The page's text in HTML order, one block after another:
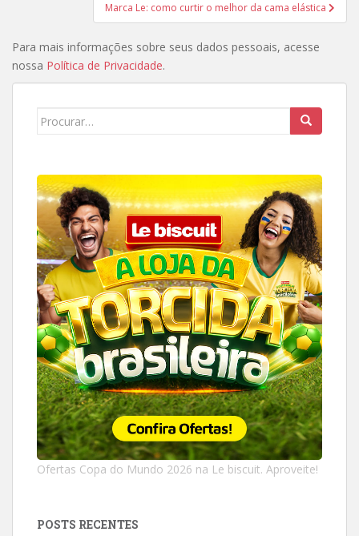
Marca Le: como curtir o melhor da cama elástica
Para mais informações sobre seus dados pessoais, acesse
nossa Política de Privacidade.
Search
Ofertas Copa do Mundo 2026 na Le biscuit. Aproveite!
POSTS RECENTES